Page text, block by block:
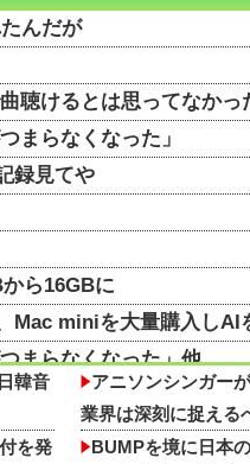
んだが
聴けるとは思ってなかっ
まらなくなった」
録見てや
ら16GBに
Mac miniを大量購入しAI
まらなくなった」他
こう難しいのだ
韓音
を発
アニソンシンガー
業界は深刻に捉える
BUMPを境に日本